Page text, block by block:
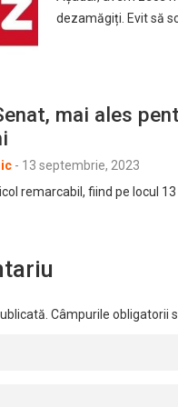
dezamăgiți. Evit să
mai ales
- 13 septembrie, 2023
remarcabil, fiind pe locul
Câmpurile obligatorii